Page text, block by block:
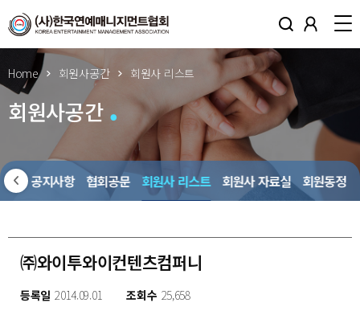
Home 회원사공간 회원사 리스트
회원사공간
원사 공지사항 협회공문 회원사 리스트 회원사 자료실 회원동정
㈜와이투와이컨텐츠컴퍼니
등록일 2014.09.01 조회수 25,658